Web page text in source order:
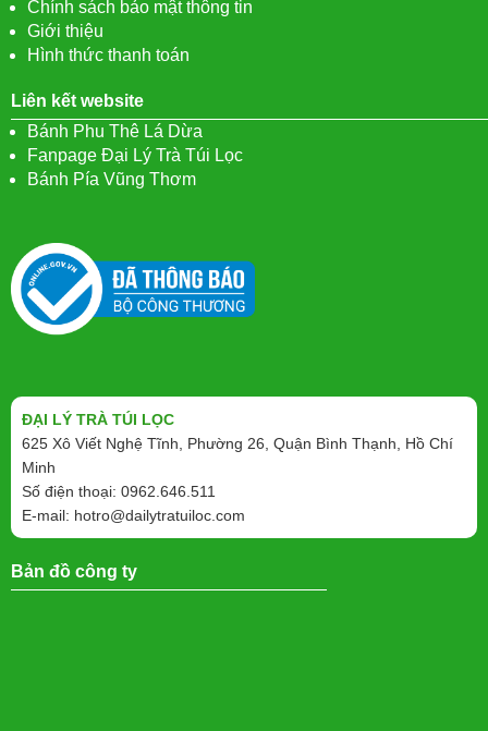
Chính sách bảo mật thông tin
Giới thiệu
Hình thức thanh toán
Liên kết website
Bánh Phu Thê Lá Dừa
Fanpage Đại Lý Trà Túi Lọc
Bánh Pía Vũng Thơm
ĐẠI LÝ TRÀ TÚI LỌC
625 Xô Viết Nghệ Tĩnh, Phường 26, Quận Bình Thạnh, Hồ Chí
Minh
Số điện thoại: 0962.646.511
E-mail: hotro@dailytratuiloc.com
Bản đồ công ty